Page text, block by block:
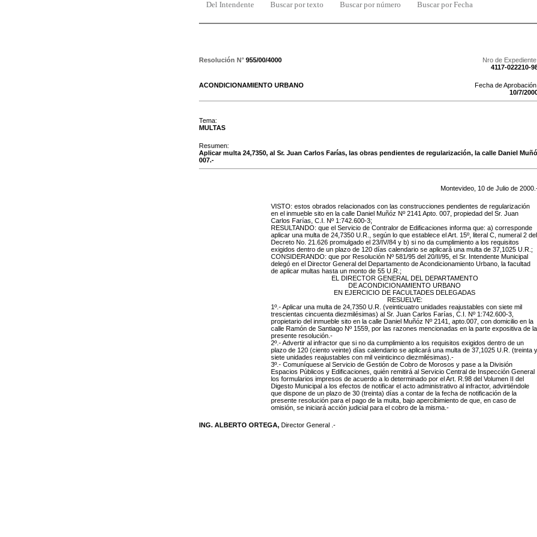
Del Intendente Buscar por texto Buscar por número Buscar por Fecha
Resolución N° 955/00/4000
Nro de
4117-022210-
ACONDICIONAMIENTO URBANO
Fecha de
10/7/
Tema:
MULTAS
Resumen:
Aplicar multa 24,7350, al Sr. Juan Carlos Farías, las obras pendientes de regularización, la calle Daniel
007.-
Montevideo, 10 de Julio de 2000
VISTO: estos obrados relacionados con las construcciones pendientes de regularización
en el inmueble sito en la calle Daniel Muñóz Nº 2141 Apto. 007, propiedad del Sr. Juan
Carlos Farías, C.I. Nº 1:742.600-3;
RESULTANDO: que el Servicio de Contralor de Edificaciones informa que: a) corresponde
aplicar una multa de 24,7350 U.R., según lo que establece el Art. 15º, literal C, numeral 2 del
Decreto No. 21.626 promulgado el 23/IV/84 y b) si no da cumplimiento a los requisitos
exigidos dentro de un plazo de 120 días calendario se aplicará una multa de 37,1025 U.R.;
CONSIDERANDO: que por Resolución Nº 581/95 del 20/II/95, el Sr. Intendente Municipal
delegó en el Director General del Departamento de Acondicionamiento Urbano, la facultad
de aplicar multas hasta un monto de 55 U.R.;
EL DIRECTOR GENERAL DEL DEPARTAMENTO
DE ACONDICIONAMIENTO URBANO
EN EJERCICIO DE FACULTADES DELEGADAS
RESUELVE:
1º.- Aplicar una multa de 24,7350 U.R. (veinticuatro unidades reajustables con siete mil
trescientas cincuenta diezmilésimas) al Sr. Juan Carlos Farías, C.I. Nº 1:742.600-3
propietario del inmueble sito en la calle Daniel Muñóz Nº 2141, apto.007 , con domicilio en la
calle Ramón de Santiago Nº 1559 , por las razones mencionadas en la parte expositiva de la
presente resolución.-
2º.- Advertir al infractor que si no da cumplimiento a los requisitos exigidos dentro de un
plazo de 120 (ciento veinte) días calendario se aplicará una multa de 37,1025 U.R. (treinta y
siete unidades reajustables con mil veinticinco diezmilésimas).-
3º.- Comuníquese al Servicio de Gestión de Cobro de Morosos y pase a la División
Espacios Públicos y Edificaciones, quién remitirá al Servicio Central de Inspección General
los formularios impresos de acuerdo a lo determinado por el Art. R.98 del Volumen II del
Digesto Municipal a los efectos de notificar el acto administrativo al infractor, advirtiéndole
que dispone de un plazo de 30 (treinta) días a contar de la fecha de notificación de la
presente resolución para el pago de la multa, bajo apercibimiento de que, en caso de
omisión, se iniciará acción judicial para el cobro de la misma.-
ING. ALBERTO ORTEGA, Director General .-